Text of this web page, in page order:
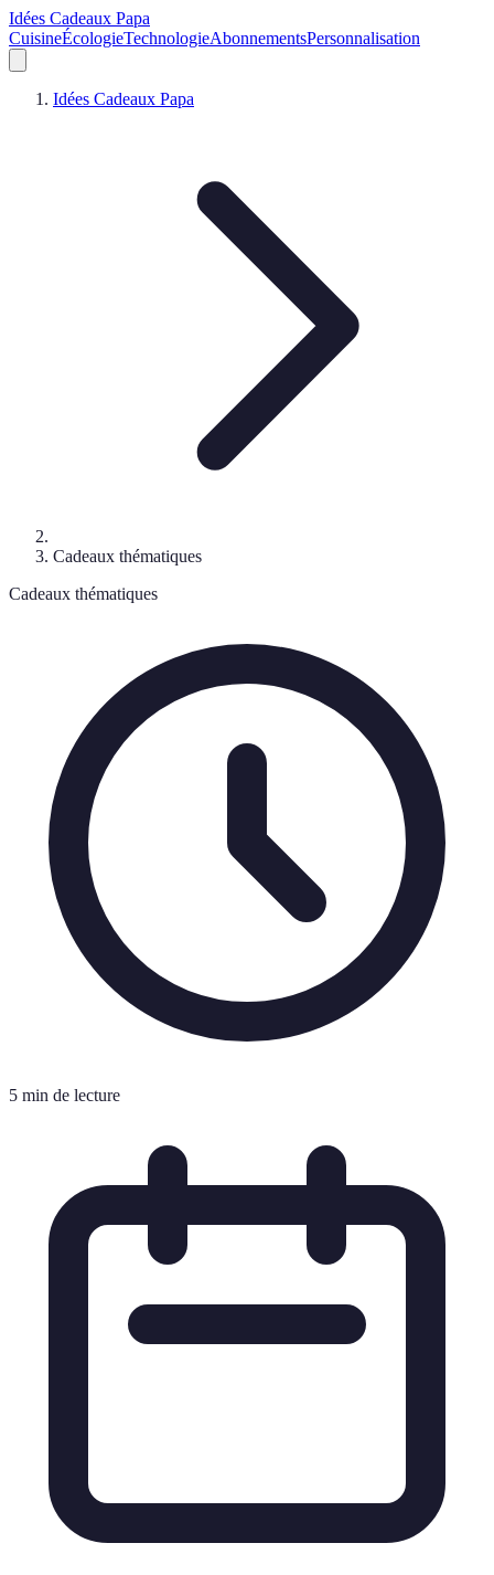
Idées Cadeaux Papa
CuisineÉcologieTechnologieAbonnementsPersonnalisation
Idées Cadeaux Papa
Cadeaux thématiques
Cadeaux thématiques
5 min de lecture